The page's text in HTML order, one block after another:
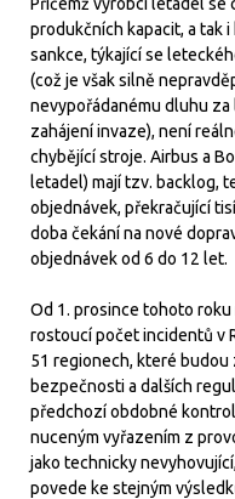
produkčních kapacit, a tak
sankce, týkající se
(což je však silně
nevypořádanému dluhu
zahájení invaze), není
chybějící stroje. Airbus a
letadel) mají tzv. backlog,
objednávek, překračující
doba čekání na nové
objednávek od 6 do 12 let.
Od 1. prosince tohoto
rostoucí počet incidentů v
51 regionech, které budou
bezpečnosti a dalších
předchozí obdobné
nuceným vyřazením z
jako technicky
povede ke stejným